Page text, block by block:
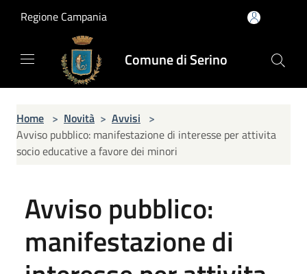
Regione Campania
Comune di Serino
Home > Novità > Avvisi >
Avviso pubblico: manifestazione di interesse per attivita
socio educative a favore dei minori
Avviso pubblico:
manifestazione di